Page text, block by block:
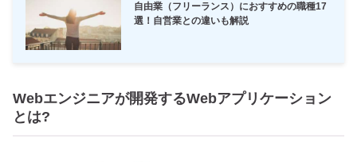
自由業（フリーランス）におすすめの職種17
選！自営業との違いも解説
Webエンジニアが開発するWebアプリケーション
とは?